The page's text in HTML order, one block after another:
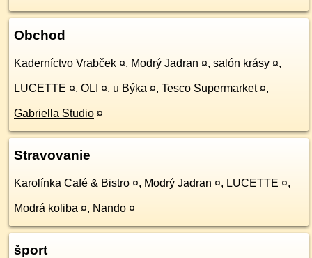
Obchod
Kaderníctvo Vrabček ¤, Modrý Jadran ¤, salón krásy ¤,
LUCETTE ¤, OLI ¤, u Býka ¤, Tesco Supermarket ¤,
Gabriella Studio ¤
Stravovanie
Karolínka Café & Bistro ¤, Modrý Jadran ¤, LUCETTE ¤,
Modrá koliba ¤, Nando ¤
šport